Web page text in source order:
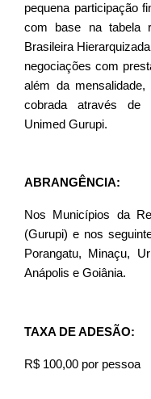
pequena participação
com base na tabela
Brasileira
negociações com
além da
cobrada através de
Unimed Gurupi.
ABRANGÊNCIA:
Nos Municípios da
(Gurupi) e nos
Porangatu, Minaçu,
Anápolis e Goiânia.
TAXA DE ADESÃO:
R$ 100,00 por pessoa